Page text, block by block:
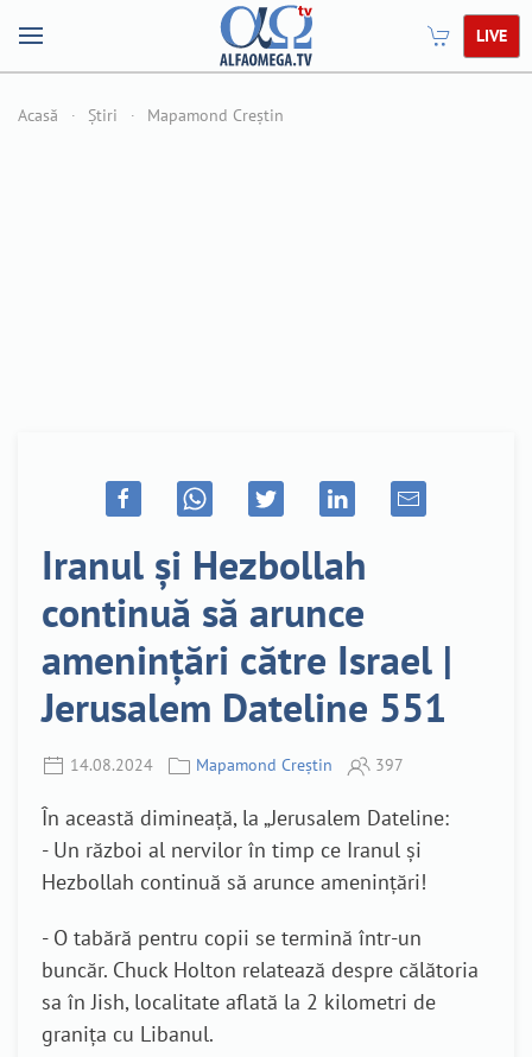
LIVE
Acasă Știri Mapamond Creștin
Iranul și Hezbollah
continuă să arunce
amenințări către Israel |
Jerusalem Dateline 551
14.08.2024 Mapamond Creștin 397
În această dimineață, la „Jerusalem Dateline:
- Un război al nervilor în timp ce Iranul și
Hezbollah continuă să arunce amenințări!
- O tabără pentru copii se termină într-un
buncăr. Chuck Holton relatează despre călătoria
sa în Jish, localitate aflată la 2 kilometri de
granița cu Libanul.